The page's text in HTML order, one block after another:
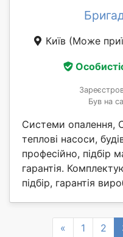
Київ (Може
Був на
Системи опалення,
теплові насоси,
професійно, підбір
гарантія.
підбір, гарантія
« Previous
1 2